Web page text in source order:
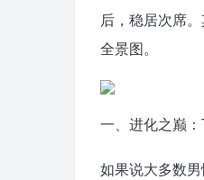
后，稳居次席
全景图。
一、进化之巅
如果说大多数